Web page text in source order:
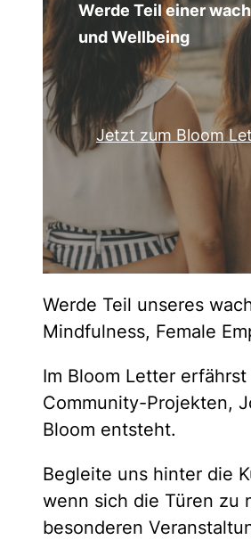
Werde Teil einer
und Wellbeing
Jetzt zum Bloom
Werde Teil unseres
Mindfulness, Female
Im Bloom Letter
Community-Projekten,
Bloom entsteht.
Begleite uns hinter die
wenn sich die Türen zu
besonderen